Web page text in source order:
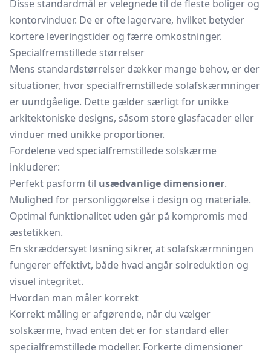
Disse standardmål er velegnede til de fleste boliger og
kontorvinduer. De er ofte lagervare, hvilket betyder
kortere leveringstider og færre omkostninger.
Specialfremstillede størrelser
Mens standardstørrelser dækker mange behov, er der
situationer, hvor specialfremstillede solafskærmninger
er uundgåelige. Dette gælder særligt for unikke
arkitektoniske designs, såsom store glasfacader eller
vinduer med unikke proportioner.
Fordelene ved specialfremstillede solskærme
inkluderer:
Perfekt pasform til usædvanlige dimensioner.
Mulighed for personliggørelse i design og materiale.
Optimal funktionalitet uden går på kompromis med
æstetikken.
En skræddersyet løsning sikrer, at solafskærmningen
fungerer effektivt, både hvad angår solreduktion og
visuel integritet.
Hvordan man måler korrekt
Korrekt måling er afgørende, når du vælger
solskærme, hvad enten det er for standard eller
specialfremstillede modeller. Forkerte dimensioner